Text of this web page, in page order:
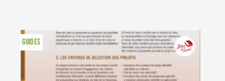
GUIDES